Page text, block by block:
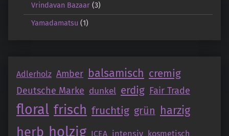
Vrindavan Bazaar(3)
Yamadamatsu (1)
Adlerholz Amber balsamisch cremig
Deutsche Marke dunkel erdig Fair Trade
floral frisch fruchtig grün harzig
herb holzig ICEA intensiv kosmetisch